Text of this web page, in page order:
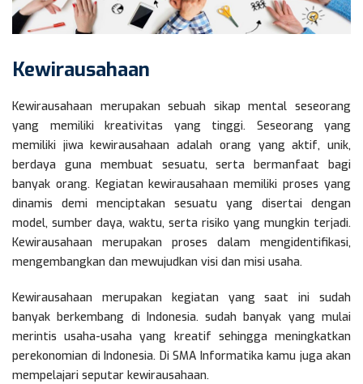
Kewirausahaan
Kewirausahaan merupakan sebuah sikap mental seseorang
yang memiliki kreativitas yang tinggi. Seseorang yang
memiliki jiwa kewirausahaan adalah orang yang aktif, unik,
berdaya guna membuat sesuatu, serta bermanfaat bagi
banyak orang. Kegiatan kewirausahaan memiliki proses yang
dinamis demi menciptakan sesuatu yang disertai dengan
model, sumber daya, waktu, serta risiko yang mungkin terjadi.
Kewirausahaan merupakan proses dalam mengidentifikasi,
mengembangkan dan mewujudkan visi dan misi usaha.
Kewirausahaan merupakan kegiatan yang saat ini sudah
banyak berkembang di Indonesia. sudah banyak yang mulai
merintis usaha-usaha yang kreatif sehingga meningkatkan
perekonomian di Indonesia. Di SMA Informatika kamu juga akan
mempelajari seputar kewirausahaan.